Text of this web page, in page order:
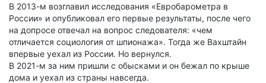
В 2013-м возглавил исследования «Евробарометра в
России» и опубликовал его первые результаты, после чего
на допросе отвечал на вопрос следователя: «чем
отличается социология от шпионажа». Тогда же Вахштайн
впервые уехал из России. Но вернулся.
В 2021-м за ним пришли с обысками и он бежал по крыше
дома и уехал из страны навсегда.